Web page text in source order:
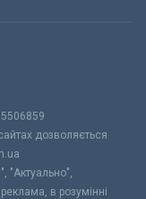
дозволяється
"Актуально",
в розумінні